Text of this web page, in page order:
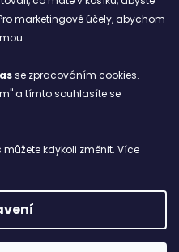
marketingové účely, abychom
se zpracováním cookies.
a tímto souhlasíte se
kdykoli změnit. Více
práva vyhrazena.